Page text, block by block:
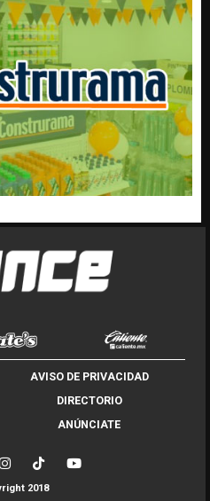
AVISO DE PRIVACIDAD
DIRECTORIO
ANÚNCIATE
2018